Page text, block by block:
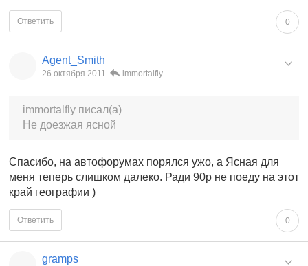
0
Ответить
Agent_Smith
26 октября 2011 immortalfly
immortalfly писал(а)
Не доезжая ясной
Спасибо, на автофорумах порялся ужо, а Ясная для
меня теперь слишком далеко. Ради 90р не поеду на этот
край географии )
0
Ответить
gramps